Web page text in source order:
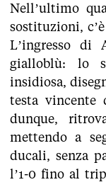
Nell’ultimo
sostituzioni,
L’ingresso di
gialloblù: lo
insidiosa,
testa vincente
dunque,
mettendo a
ducali, senza
l’1-0 fino al